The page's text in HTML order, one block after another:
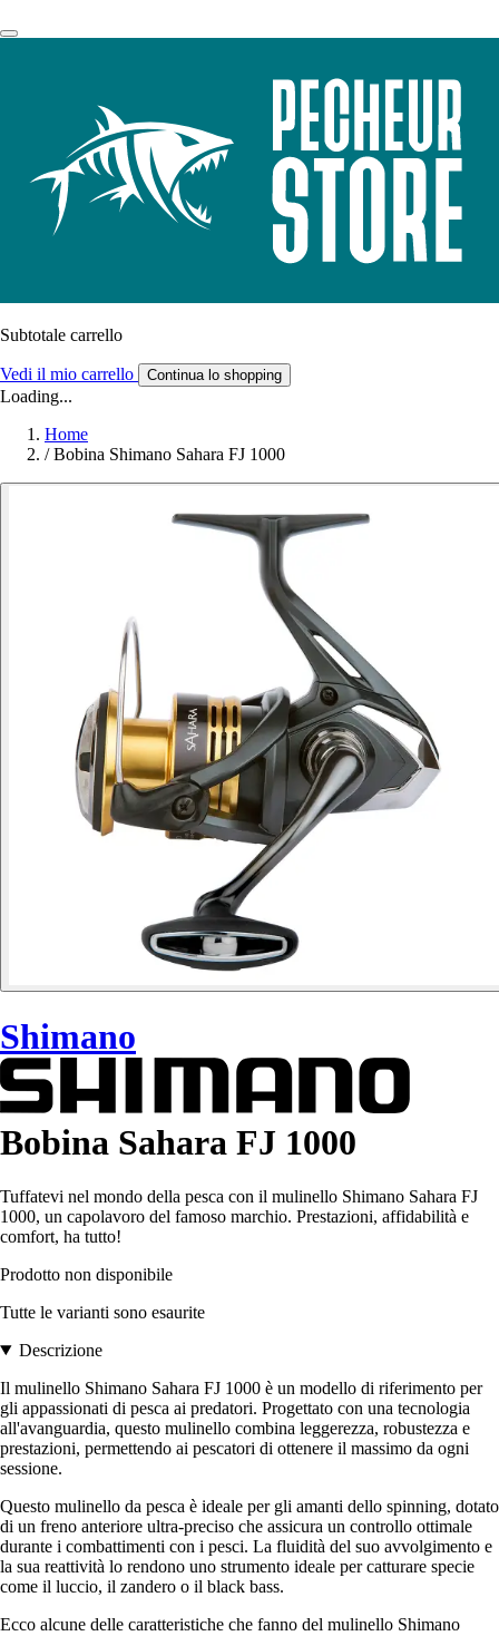
Subtotale carrello
Vedi il mio carrello Continua lo shopping
Loading...
Home
/ Bobina Shimano Sahara FJ 1000
Shimano
Bobina Sahara FJ 1000
Tuffatevi nel mondo della pesca con il mulinello Shimano Sahara FJ
1000, un capolavoro del famoso marchio. Prestazioni, affidabilità e
comfort, ha tutto!
Prodotto non disponibile
Tutte le varianti sono esaurite
Descrizione
Il mulinello Shimano Sahara FJ 1000 è un modello di riferimento per
gli appassionati di pesca ai predatori. Progettato con una tecnologia
all'avanguardia, questo mulinello combina leggerezza, robustezza e
prestazioni, permettendo ai pescatori di ottenere il massimo da ogni
sessione.
Questo mulinello da pesca è ideale per gli amanti dello spinning, dotato
di un freno anteriore ultra-preciso che assicura un controllo ottimale
durante i combattimenti con i pesci. La fluidità del suo avvolgimento e
la sua reattività lo rendono uno strumento ideale per catturare specie
come il luccio, il zandero o il black bass.
Ecco alcune delle caratteristiche che fanno del mulinello Shimano